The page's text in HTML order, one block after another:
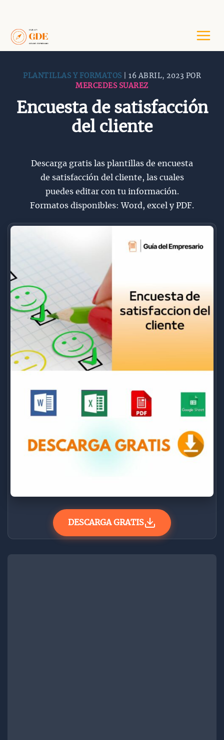
contenido
PLANTILLAS Y FORMATOS | 16 ABRIL, 2023 POR
MERCEDES SUAREZ
Encuesta de satisfacción
del cliente
Descarga gratis las plantillas de encuesta
de satisfacción del cliente, las cuales
puedes editar con tu información.
Formatos disponibles: Word, excel y PDF.
DESCARGA GRATIS